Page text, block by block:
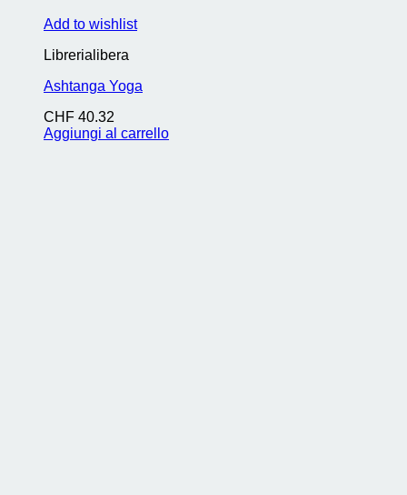
Add to wishlist
Librerialibera
Ashtanga Yoga
CHF 40.32
Aggiungi al carrello